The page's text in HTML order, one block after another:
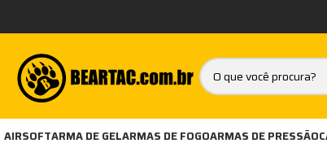
AIRSOFTARMA DE GELARMAS DE FOGOARMAS DE PRESSÃO